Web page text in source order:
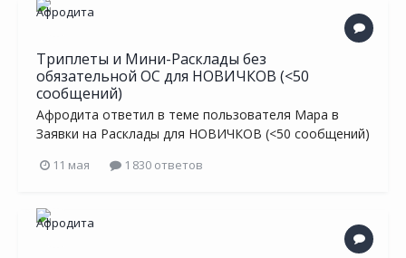
Триплеты и Мини-Расклады без
обязательной ОС для НОВИЧКОВ (<50
сообщений)
Афродита ответил в теме пользователя Мара в
Заявки на Расклады для НОВИЧКОВ (<50 сообщений)
11 мая 1 830 ответов